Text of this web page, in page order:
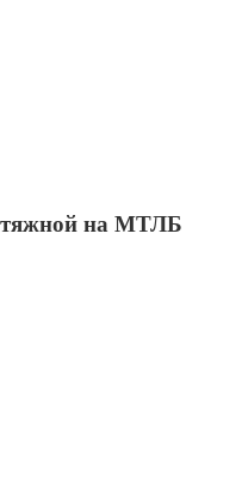
на МТЛБ